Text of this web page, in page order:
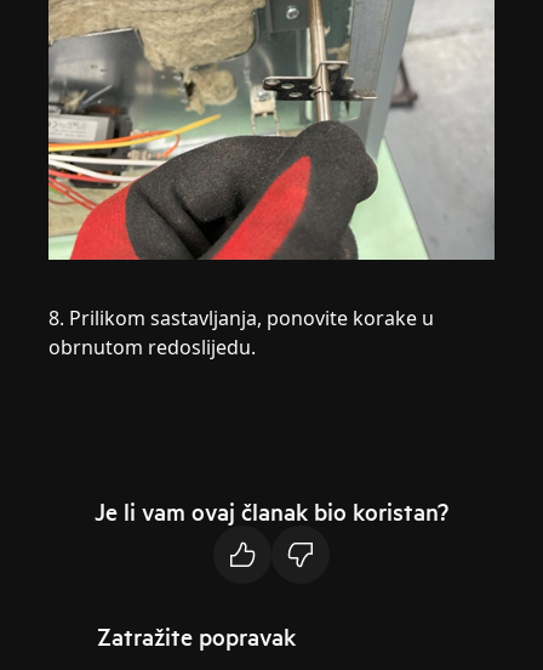
8. Prilikom sastavljanja, ponovite korake u
obrnutom redoslijedu.
Je li vam ovaj članak bio koristan?
Zatražite popravak